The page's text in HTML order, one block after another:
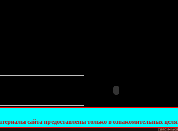
только в ознакомительных целях. За их